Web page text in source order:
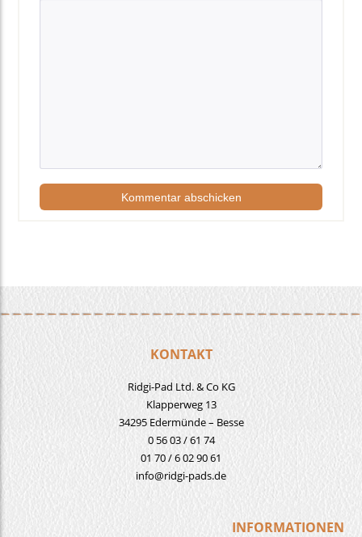
KONTAKT
Ridgi-Pad Ltd. & Co KG
Klapperweg 13
34295 Edermünde – Besse
0 56 03 / 61 74
01 70 / 6 02 90 61
info@ridgi-pads.de
INFORMATIONEN